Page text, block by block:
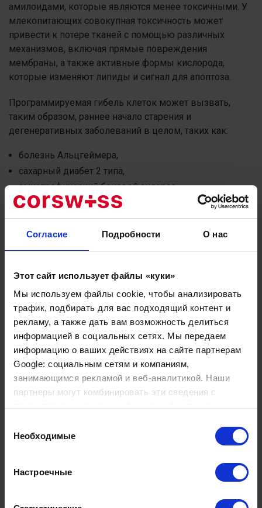
Согласие Подробности О нас
Этот сайт использует файлы «куки»
Мы используем файлы cookie, чтобы анализировать
трафик, подбирать для вас подходящий контент и
рекламу, а также дать вам возможность делиться
информацией в социальных сетях. Мы передаем
информацию о ваших действиях на сайте партнерам
Google: социальным сетям и компаниям,
занимающимся рекламой и веб-аналитикой. Наши
партнеры могут комбинировать эти сведения с
вами их сервисов.
согласия
Необходимые
Настроечные
амилоидами, которые являются менее токсичными. У
млекопитающих совокупная токсичность может
привести к потере тканей с помощью различных
механизмов, включая прямые повреждения
мембраны, а также активные формы кислорода,
которые изменяют липиды и сигнал для апоптоза.
Программируемая гибель клеток может вызвать,
таким образом, раннее начало старения и
дегенеративных заболеваний в целом, таких как:
болезнь Альцгеймера,
сахарный диабет 2 типа,
амиотрофический боковой склероз,
болезнь Паркинсона,
продолжительности жизни.
белковый гомеостаз и основные клеточные
механизмы эффективного управления его качеством
являются:
Молекулярные шапероны, действующие в
качестве заполнителя разворачивающихся
и сворачивающихся ферментов.
Шапероны закрытой формы протеиназ,
действующие совокупно
разворачивающихся и деградирующих
ферментов.
Агресомы, действующие в качестве
Аутофагосомы, действующие в качестве
агрегатных деградирующих органелл.
По неясным причинам эти клеточные защитные
функции постепенно становятся недееспособными.
Белковый гомеостаз работает хуже с возрастом, что